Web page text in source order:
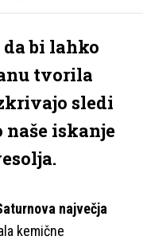
bi lahko
tvorila
sledi
iskanje
največja
kemične